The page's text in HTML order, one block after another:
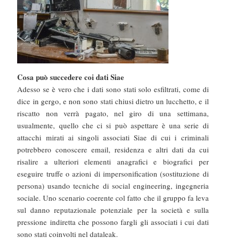
Cosa può succedere coi dati Siae
Adesso se è vero che i dati sono stati solo esfiltrati, come di
dice in gergo, e non sono stati chiusi dietro un lucchetto, e il
riscatto non verrà pagato, nel giro di una settimana,
usualmente, quello che ci si può aspettare è una serie di
attacchi mirati ai singoli associati Siae di cui i criminali
potrebbero conoscere email, residenza e altri dati da cui
risalire a ulteriori elementi anagrafici e biografici per
eseguire truffe o azioni di impersonification (sostituzione di
persona) usando tecniche di social engineering, ingegneria
sociale. Uno scenario coerente col fatto che il gruppo fa leva
sul danno reputazionale potenziale per la società e sulla
pressione indiretta che possono fargli gli associati i cui dati
sono stati coinvolti nel dataleak.